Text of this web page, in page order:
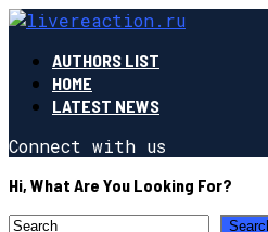
AUTHORS LIST
HOME
LATEST NEWS
Connect with us
Hi, What Are You Looking For?